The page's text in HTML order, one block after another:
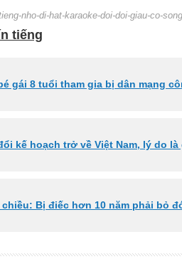
nho-di-hat-karaoke-doi-doi-giau-co-
tiếng
gái 8 tuổi tham gia bị dân mạng
kế hoạch trở về Việt Nam, lý do là
chiều: Bị điếc hơn 10 năm phải bỏ